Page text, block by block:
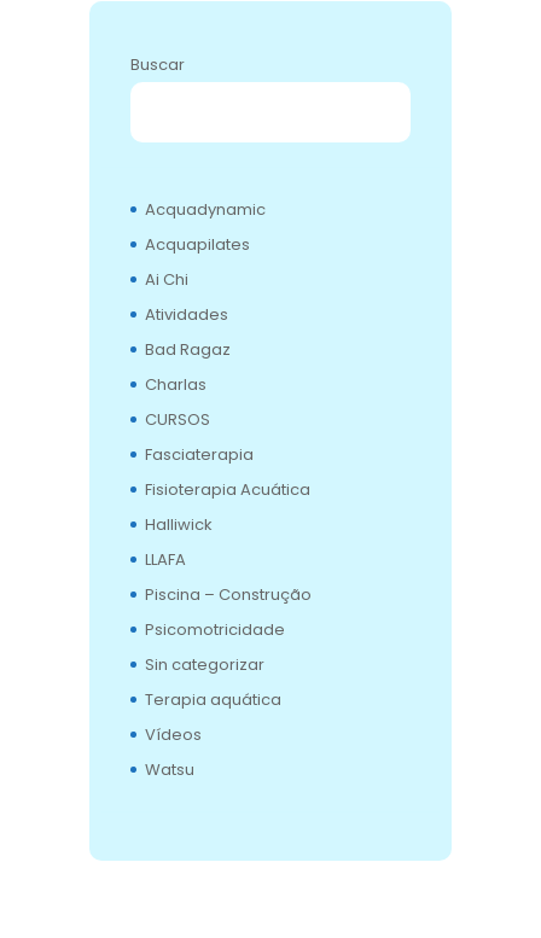
Buscar
Acquadynamic
Acquapilates
Ai Chi
Atividades
Bad Ragaz
Charlas
CURSOS
Fasciaterapia
Fisioterapia Acuática
Halliwick
LLAFA
Piscina – Construção
Psicomotricidade
Sin categorizar
Terapia aquática
Vídeos
Watsu